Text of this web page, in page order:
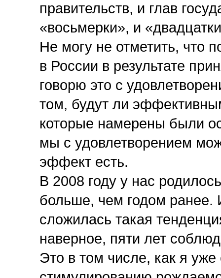
правительств, и глав
«восьмерки», и
Не могу не отметить, что
в России в результате
говорю это с
том, будут ли
которые намерены были
мы с удовлетворением
эффект есть.
В 2008 году у нас
больше, чем годом
сложилась такая
наверное, пяти лет
Это в том числе, как я уже